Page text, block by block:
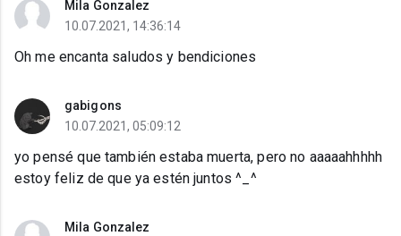
Mila Gonzalez
10.07.2021, 14:36:14
Oh me encanta saludos y bendiciones
gabigons
10.07.2021, 05:09:12
yo pensé que también estaba muerta, pero no aaaaahhhhh
estoy feliz de que ya estén juntos ^_^
Mila Gonzalez